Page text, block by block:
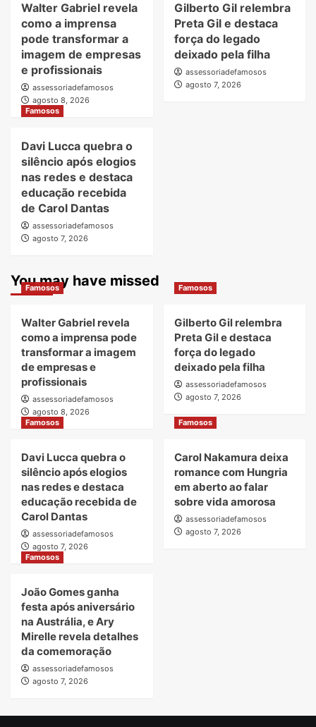
Walter Gabriel revela
como a imprensa
pode transformar a
imagem de empresas
e profissionais
assessoriadefamosos
agosto 8, 2026
Gilberto Gil relembra
Preta Gil e destaca
força do legado
deixado pela filha
assessoriadefamosos
agosto 7, 2026
Famosos
Davi Lucca quebra o
silêncio após elogios
nas redes e destaca
educação recebida
de Carol Dantas
assessoriadefamosos
agosto 7, 2026
You may have missed
Famosos
Walter Gabriel revela
como a imprensa pode
transformar a imagem
de empresas e
profissionais
assessoriadefamosos
agosto 8, 2026
Famosos
Gilberto Gil relembra
Preta Gil e destaca
força do legado
deixado pela filha
assessoriadefamosos
agosto 7, 2026
Famosos
Davi Lucca quebra o
silêncio após elogios
nas redes e destaca
educação recebida de
Carol Dantas
assessoriadefamosos
agosto 7, 2026
Famosos
Carol Nakamura deixa
romance com Hungria
em aberto ao falar
sobre vida amorosa
assessoriadefamosos
agosto 7, 2026
Famosos
João Gomes ganha
festa após aniversário
na Austrália, e Ary
Mirelle revela detalhes
da comemoração
assessoriadefamosos
agosto 7, 2026